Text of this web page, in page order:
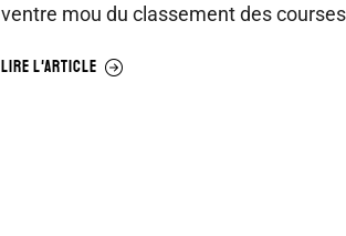
ventre mou du classement des
LIRE L'ARTICLE